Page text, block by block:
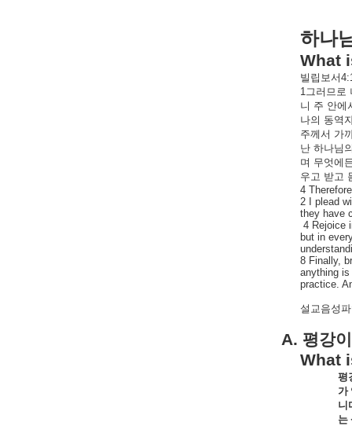
하나
What
빌립보서
1그러므로
니 주 안에
나의 동역
주께서 가
난 하나님의
며 무엇에
우고 받고
4
2 I plead
they have
4 Rejoice
but in
8 Finally,
anything
practice.
설교음성
A. 평강
What
평
가
니
는